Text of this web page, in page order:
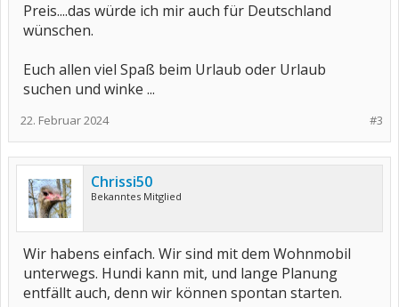
Preis....das würde ich mir auch für Deutschland
wünschen.
Euch allen viel Spaß beim Urlaub oder Urlaub
suchen und winke ...
#3
22. Februar 2024
Chrissi50
Bekanntes Mitglied
Wir habens einfach. Wir sind mit dem Wohnmobil
unterwegs. Hundi kann mit, und lange Planung
entfällt auch, denn wir können spontan starten.